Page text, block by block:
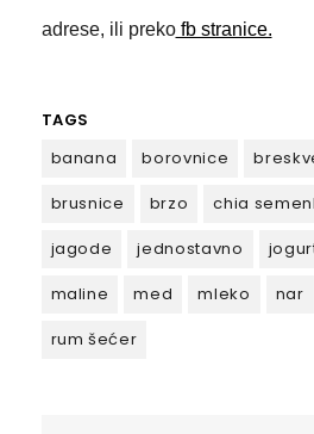
adrese, ili prekofb stranice.
TAGS
banana
borovnice
brusnice
brzo chia
jagode
jednostavno
maline
med mleko nar
rum šećer